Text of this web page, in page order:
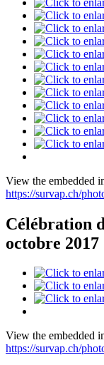
View the embedded
https://survap.ch/
Célébration
octobre 2017
View the embedded
https://survap.ch/